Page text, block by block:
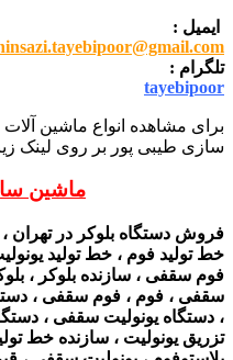
ایمیل :
تلگرام :
tayebipoor
برای مشاهده انواع ماشین
سازی طیبی پور بر روی لینک
ماشین
فروش دستگاه بلوکر در تهران ،
خط تولید فوم ، خط تولید
فوم سقفی ، سازنده بلوکر ،
سقفی ، فوم ، فوم سقفی ،
، دستگاه یونولیت سقفی ،
تزریق یونولیت ، سازنده خط